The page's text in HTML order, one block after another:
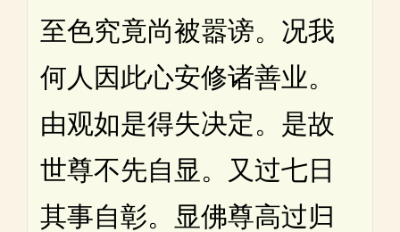
至色究竟尚被嚣谤。况我
何人因此心安修诸善业。
由观如是得失决定。是故
世尊不先自显。又过七日
其事自彰。显佛尊高过归